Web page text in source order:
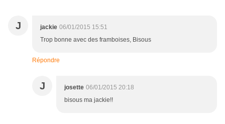
J jackie 06/01/2015 15:51
Trop bonne avec des framboises, Bisous
Répondre
J josette 06/01/2015 20:18
bisous ma jackie!!